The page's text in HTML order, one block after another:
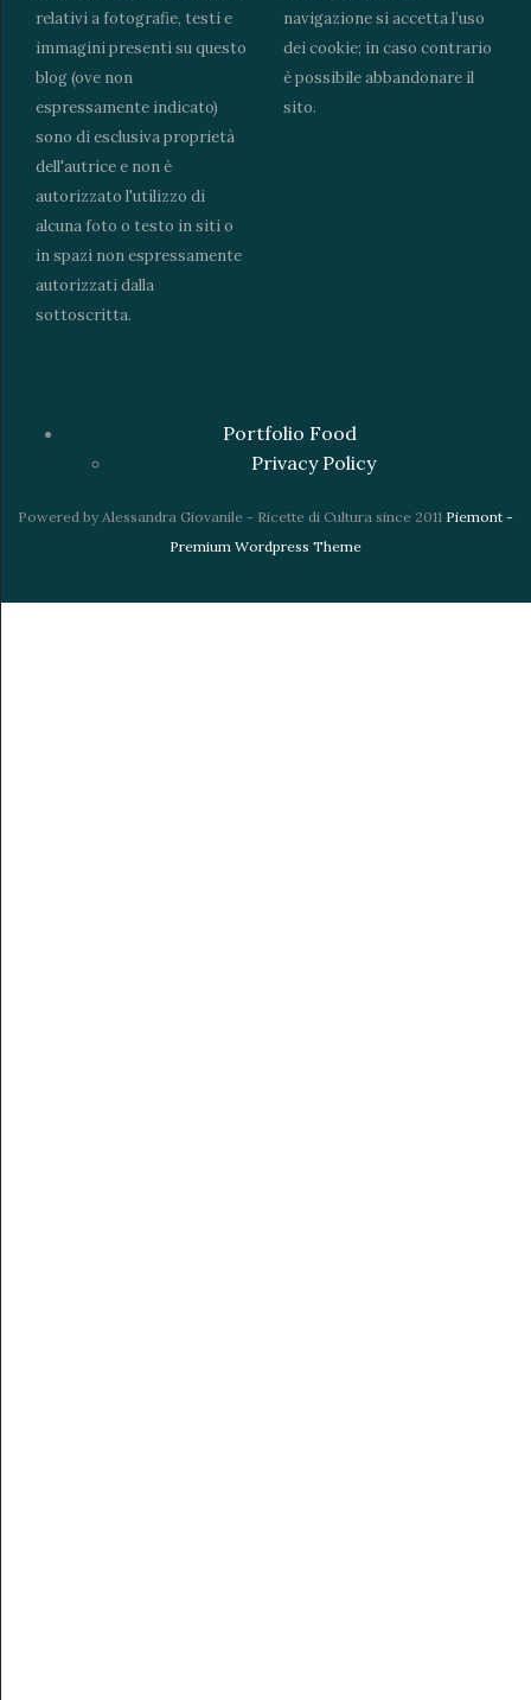
relativi a fotografie, testi e
immagini presenti su questo
blog (ove non
espressamente indicato)
sono di esclusiva proprietà
dell'autrice e non è
autorizzato l'utilizzo di
alcuna foto o testo in siti o
in spazi non espressamente
autorizzati dalla
sottoscritta.
navigazione si accetta l’uso
dei cookie; in caso contrario
è possibile abbandonare il
sito.
Portfolio Food
Privacy Policy
Powered by Alessandra Giovanile - Ricette di Cultura since 2011 Piemont -
Premium Wordpress Theme